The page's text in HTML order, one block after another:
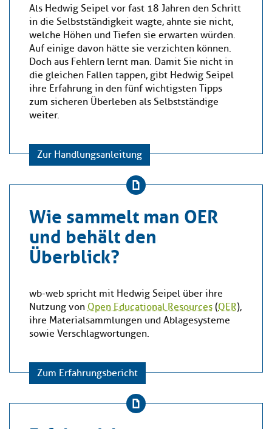
Als Hedwig Seipel vor fast 18 Jahren den Schritt
in die Selbstständigkeit wagte, ahnte sie nicht,
welche Höhen und Tiefen sie erwarten würden.
Auf einige davon hätte sie verzichten können.
Doch aus Fehlern lernt man. Damit Sie nicht in
die gleichen Fallen tappen, gibt Hedwig Seipel
ihre Erfahrung in den fünf wichtigsten Tipps
zum sicheren Überleben als Selbstständige
weiter.
Zur Handlungsanleitung
Wie sammelt man OER
und behält den
Überblick?
wb-web spricht mit Hedwig Seipel über ihre
Nutzung von Open Educational Resources (OER),
ihre Materialsammlungen und Ablagesysteme
sowie Verschlagwortungen.
Zum Erfahrungsbericht